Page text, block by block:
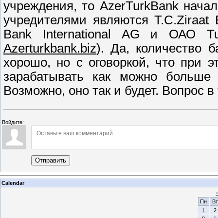
учреждения, то AzerTurkBank
учредителями являются
Bank International AG и ОАО
Azerturkbank.biz). Да, количество
хорошо, но с оговоркой, что при
зарабатывать как можно
Возможно, оно так и будет. Вопрос
Войдите:
Отправить
Calendar
Пн
Вт
1
2